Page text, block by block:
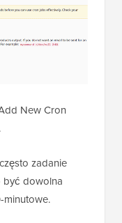
New Cron
zadanie
być dowolna
minutowe.